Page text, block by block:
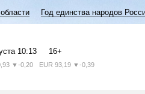
Год единства народов
10:13 16+
▼-0,20 EUR 93,19 ▼-0,39